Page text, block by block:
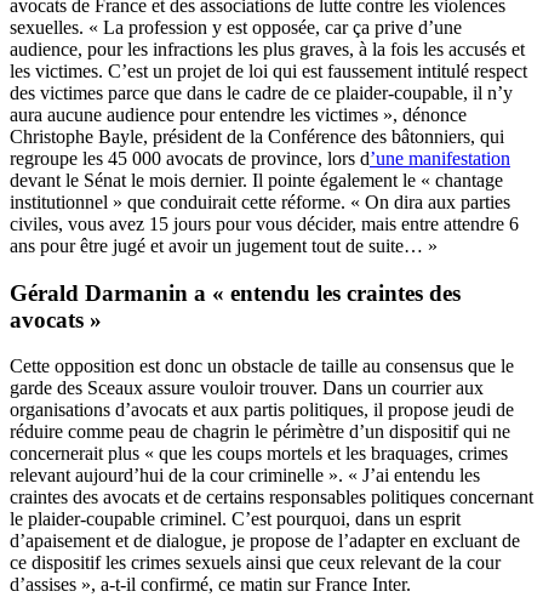
avocats de France et des associations de lutte contre les violences
sexuelles. « La profession y est opposée, car ça prive d’une
audience, pour les infractions les plus graves, à la fois les accusés et
les victimes. C’est un projet de loi qui est faussement intitulé respect
des victimes parce que dans le cadre de ce plaider-coupable, il n’y
aura aucune audience pour entendre les victimes », dénonce
Christophe Bayle, président de la Conférence des bâtonniers, qui
regroupe les 45 000 avocats de province, lors d’une manifestation
devant le Sénat le mois dernier. Il pointe également le « chantage
institutionnel » que conduirait cette réforme. « On dira aux parties
civiles, vous avez 15 jours pour vous décider, mais entre attendre 6
ans pour être jugé et avoir un jugement tout de suite… »
Gérald Darmanin a « entendu les craintes des
avocats »
Cette opposition est donc un obstacle de taille au consensus que le
garde des Sceaux assure vouloir trouver. Dans un courrier aux
organisations d’avocats et aux partis politiques, il propose jeudi de
réduire comme peau de chagrin le périmètre d’un dispositif qui ne
concernerait plus « que les coups mortels et les braquages, crimes
relevant aujourd’hui de la cour criminelle ». « J’ai entendu les
craintes des avocats et de certains responsables politiques concernant
le plaider-coupable criminel. C’est pourquoi, dans un esprit
d’apaisement et de dialogue, je propose de l’adapter en excluant de
ce dispositif les crimes sexuels ainsi que ceux relevant de la cour
d’assises », a-t-il confirmé, ce matin sur France Inter.